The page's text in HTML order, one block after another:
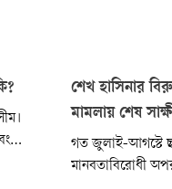
শেখ হাসিনার
মামলায় শেষ
গত জুলাই-আগস্টে
মানবতাবিরোধী